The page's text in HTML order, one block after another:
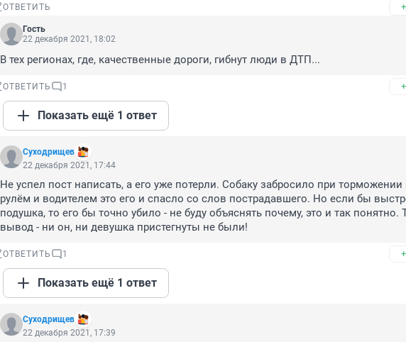
ОТВЕТИТЬ
Гость
22 декабря 2021, 18:02
В тех регионах, где, качественные дороги, гибнут люди в ДТП...
ОТВЕТИТЬ 1
Показать ещё 1 ответ
Суходрищев
22 декабря 2021, 17:44
Не успел пост написать, а его уже потерли. Собаку забросило при
рулём и водителем это его и спасло со слов пострадавшего. Но если бы
подушка, то его бы точно убило - не буду объяснять почему, это и так понятно.
вывод - ни он, ни девушка пристегнуты не были!
ОТВЕТИТЬ 1
Показать ещё 1 ответ
Суходрищев
22 декабря 2021, 17:39